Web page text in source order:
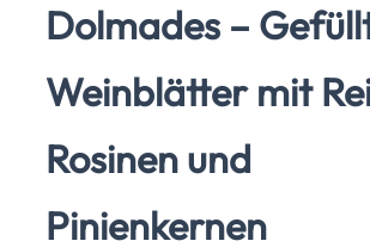
Dolmades –
Weinblätter mit
Rosinen und
Pinienkernen